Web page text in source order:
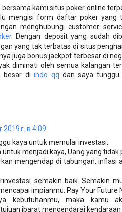
kami situs poker online
mengisi form daftar poker yang
menghubungi customer
. Dengan deposit yang sudah
yang tak terbatas di situs
juga bonus jackpot terbesar di
diminati oleh semua kalangan
besar diindo qq dan saya tunggu
2019 г. в 4:09
kaya untuk memulai investasi,
menjadi kaya, Uang yang tidak
mengendap di tabungan, inflasi
semakin baik Semakin
impianmu. Pay Your Future
kebutuhanmu, maka kamu
ibarat mengendarai kendaraan